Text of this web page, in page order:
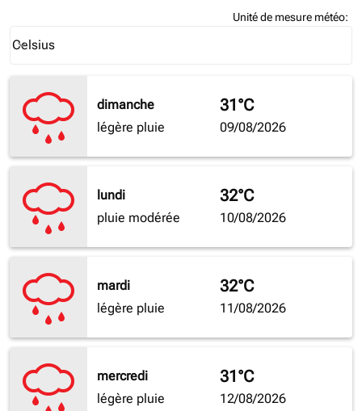
Unité de mesure météo:
Celsius
keyboard_arrow_down
dimanche
légère pluie
31°C
09/08/2026
lundi
pluie modérée
32°C
10/08/2026
mardi
légère pluie
32°C
11/08/2026
mercredi
légère pluie
31°C
12/08/2026